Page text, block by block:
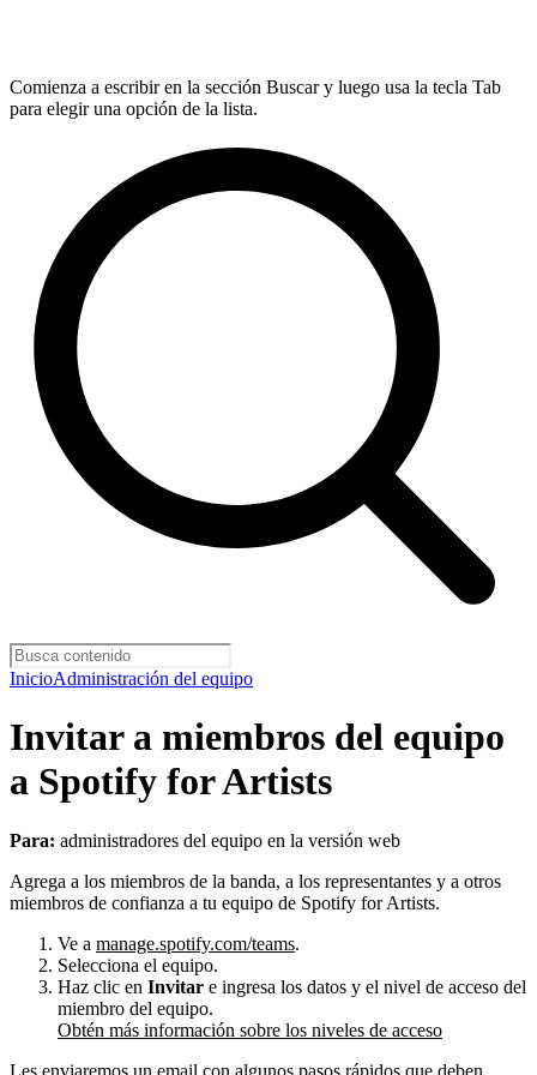
Comienza a escribir en la sección Buscar y luego usa la tecla Tab
para elegir una opción de la lista.
InicioAdministración del equipo
Invitar a miembros del equipo
a Spotify for Artists
Para: administradores del equipo en la versión web
Agrega a los miembros de la banda, a los representantes y a otros
miembros de confianza a tu equipo de Spotify for Artists.
Ve a manage.spotify.com/teams.
Selecciona el equipo.
Haz clic en Invitar e ingresa los datos y el nivel de acceso del
miembro del equipo.
Obtén más información sobre los niveles de acceso
Les enviaremos un email con algunos pasos rápidos que deben